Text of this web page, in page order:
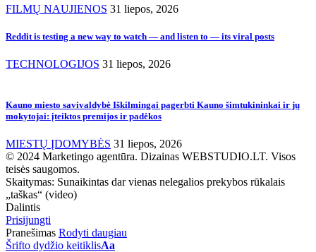
FILMŲ NAUJIENOS 31 liepos, 2026
Reddit is testing a new way to watch — and listen to — its viral posts
TECHNOLOGIJOS 31 liepos, 2026
Kauno miesto savivaldybė Iškilmingai pagerbti Kauno šimtukininkai ir jų
mokytojai: įteiktos premijos ir padėkos
MIESTŲ ĮDOMYBĖS 31 liepos, 2026
© 2024 Marketingo agentūra. Dizainas WEBSTUDIO.LT. Visos
teisės saugomos.
Skaitymas: Sunaikintas dar vienas nelegalios prekybos rūkalais
„taškas“ (video)
Dalintis
Prisijungti
Pranešimas Rodyti daugiau
Šrifto dydžio keitiklisAa